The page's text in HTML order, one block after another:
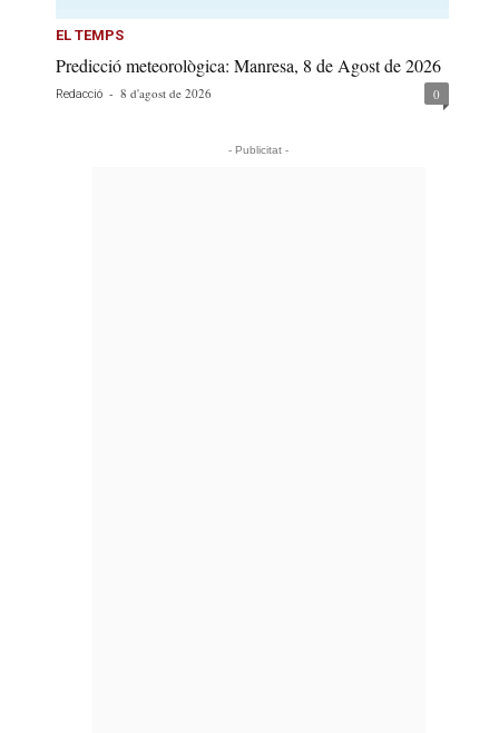
EL TEMPS
Predicció meteorològica: Manresa, 8 de Agost de 2026
Redacció - 8 d'agost de 2026 0
- Publicitat -